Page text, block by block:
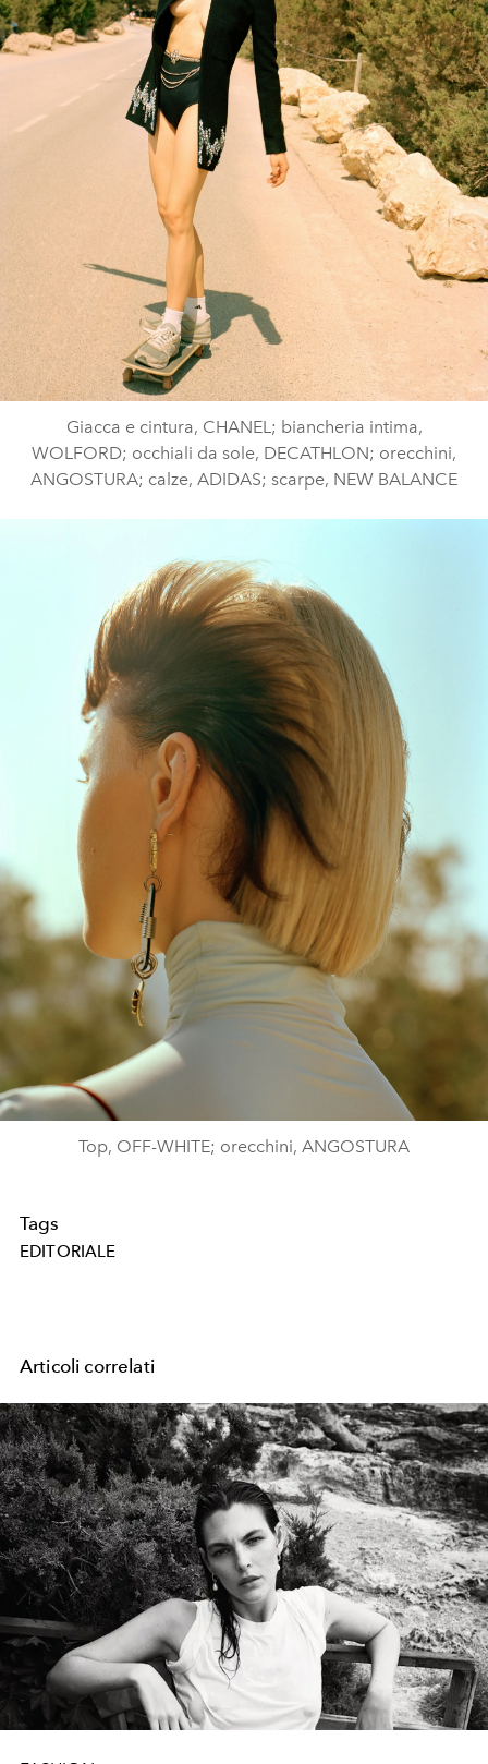
Giacca e cintura, CHANEL; biancheria intima,
WOLFORD; occhiali da sole, DECATHLON; orecchini,
ANGOSTURA; calze, ADIDAS; scarpe, NEW BALANCE
Top, OFF-WHITE; orecchini, ANGOSTURA
Tags
EDITORIALE
Articoli correlati